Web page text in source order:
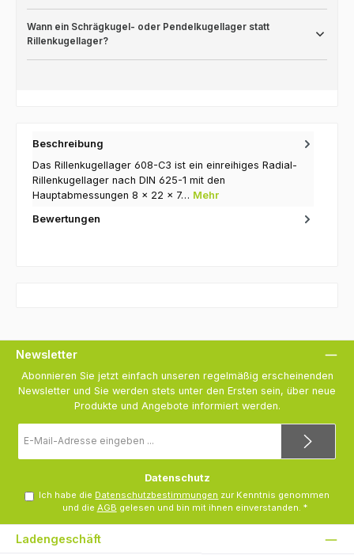
Wann ein Schrägkugel- oder Pendelkugellager statt
Rillenkugellager?
Beschreibung
Das Rillenkugellager 608-C3 ist ein einreihiges Radial-
Rillenkugellager nach DIN 625-1 mit den
Hauptabmessungen 8 × 22 × 7… Mehr
Bewertungen
Newsletter
Abonnieren Sie jetzt einfach unseren regelmäßig erscheinenden
Newsletter und Sie werden stets unter den Ersten sein, über neue
Produkte und Angebote informiert werden.
Mail-
Adresse
Datenschutz
Ich habe die Datenschutzbestimmungen zur Kenntnis genommen
und die AGB gelesen und bin mit ihnen einverstanden. *
Ladengeschäft